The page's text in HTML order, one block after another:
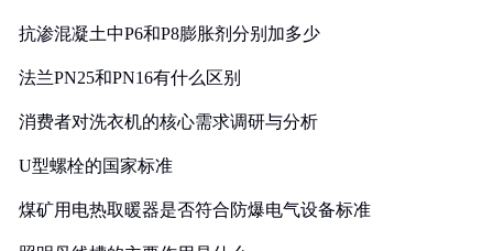
抗渗混凝土中P6和P8膨胀剂分别加多少
法兰PN25和PN16有什么区别
消费者对洗衣机的核心需求调研与分析
U型螺栓的国家标准
煤矿用电热取暖器是否符合防爆电气设备标准